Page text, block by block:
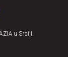
u Srbiji.